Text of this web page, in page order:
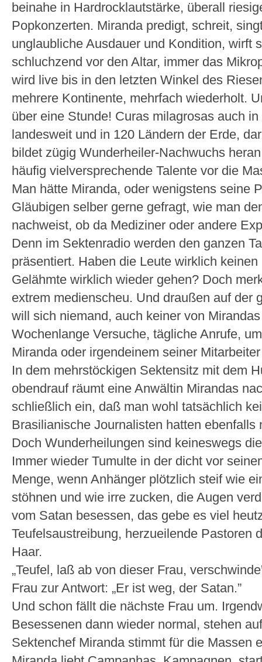
beinahe in Hardrocklautstärke, überall
Popkonzerten. Miranda predigt, schreit,
unglaubliche Ausdauer und Kondition, wirft
schluchzend vor den Altar, immer das
wird live bis in den letzten Winkel des
mehrere Kontinente, mehrfach wiederholt.
über eine Stunde! Curas milagrosas auch
landesweit und in 120 Ländern der Erde,
bildet zügig Wunderheiler-Nachwuchs
häufig vielversprechende Talente vor die
Man hätte Miranda, oder wenigstens seine
Gläubigen selber gerne gefragt, wie man
nachweist, ob da Mediziner oder andere
Denn im Sektenradio werden den ganzen
präsentiert. Haben die Leute wirklich
Gelähmte wirklich wieder gehen? Doch
extrem medienscheu. Und draußen auf der
will sich niemand, auch keiner von
Wochenlange Versuche, tägliche Anrufe,
Miranda oder irgendeinem seiner
In dem mehrstöckigen Sektensitz mit dem
obendrauf räumt eine Anwältin Mirandas
schließlich ein, daß man wohl tatsächlich
Brasilianische Journalisten hatten ebenfalls
Doch Wunderheilungen sind keineswegs
Immer wieder Tumulte in der dicht vor
Menge, wenn Anhänger plötzlich steif wie
stöhnen und wie irre zucken, die Augen
vom Satan besessen, das gebe es viel
Teufelsaustreibung, herzueilende Pastoren
Haar.
„Teufel, laß ab von dieser Frau,
Frau zur Antwort: „Er ist weg, der Satan.”
Und schon fällt die nächste Frau um.
Besessenen dann wieder normal, stehen
Sektenchef Miranda stimmt für die Massen